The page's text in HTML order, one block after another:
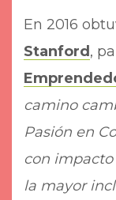
En 2016
Stanford,
camino
Pasión en
con
la mayor